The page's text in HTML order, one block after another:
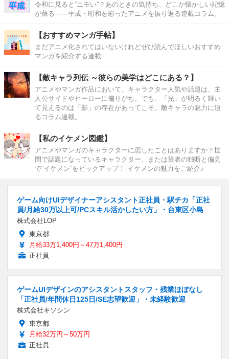
令和に見ると“エモい”？あのときの気持ち、どこか懐かしい記憶
が蘇る――平成・昭和を彩ったアニメを振り返る連載コラム。
【おすすめマンガ手帖】
まだアニメ化されてはいないけれどぜひ読んでほしいおすすめ
マンガを紹介する連載
【敵キャラ列伝 ～彼らの美学はどこにある？】
アニメやマンガ作品において、キャラクター人気や話題は、主
人公サイドやヒーローに偏りがち。でも、「光」が明るく輝い
て見えるのは「影」の存在があってこそ。敵キャラの魅力に迫
るコラム連載。
【私のイケメン図鑑】
アニメやマンガのキャラクターに恋したことはありますか？世
間で話題になっているキャラクター、または筆者の独断と偏見
で“イケメン”をピックアップ！ イケメンの魅力をご紹介♪
ゲーム向けUIデザイナーアシスタント正社員・駅チカ「正社
員/月給30万以上可/PCスキル活かしたい方」・台東区小島
株式会社LOP
東京都
月給33万1,400円～47万1,400円
正社員
ゲームUIデザインのアシスタントスタッフ・残業ほぼなし
「正社員/年間休日125日/SE志望歓迎」・未経験歓迎
株式会社キソシン
東京都
月給32万円～50万円
正社員